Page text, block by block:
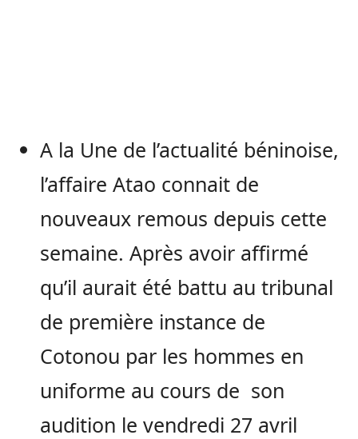
A la Une de l’actualité béninoise,
l’affaire Atao connait de
nouveaux remous depuis cette
semaine. Après avoir affirmé
qu’il aurait été battu au tribunal
de première instance de
Cotonou par les hommes en
uniforme au cours de son
audition le vendredi 27 avril